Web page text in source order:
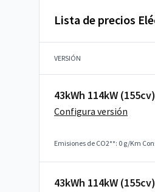
Lista de precios
VERSIÓN
43kWh 114kW (155cv)
Configura versión
Emisiones de CO2**: 0 g/Km
43kWh 114kW